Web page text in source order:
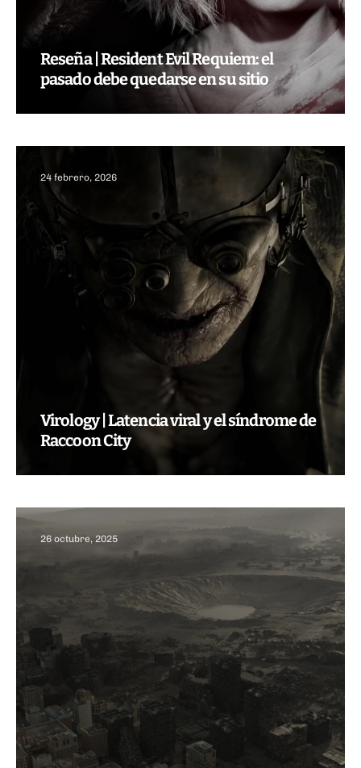
Reseña | Resident Evil Requiem: el
pasado debe quedarse en su sitio
24 febrero, 2026
Virology | Latencia viral y el síndrome de
Raccoon City
26 octubre, 2025